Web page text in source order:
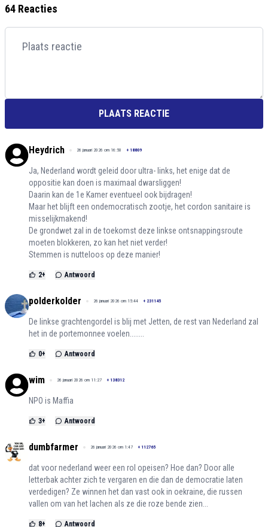
64 Reacties
PLAATS REACTIE
Heydrich 26 januari 2026 om 16:50 + 18809
Ja, Nederland wordt geleid door ultra- links, het enige dat de
oppositie kan doen is maximaal dwarsliggen!
Daarin kan de 1e Kamer eventueel ook bijdragen!
Maar het blijft een ondemocratisch zootje, het cordon sanitaire is
misselijkmakend!
De grondwet zal in de toekomst deze linkse ontsnappingsroute
moeten blokkeren, zo kan het niet verder!
Stemmen is nutteloos op deze manier!
2+ Antwoord
polderkolder 26 januari 2026 om 15:44 + 231145
De linkse grachtengordel is blij met Jetten, de rest van Nederland zal
het in de portemonnee voelen........
0+ Antwoord
wim 26 januari 2026 om 11:27 + 138312
NPO is Maffia
3+ Antwoord
dumbfarmer 26 januari 2026 om 1:47 + 112765
dat voor nederland weer een rol opeisen? Hoe dan? Door alle
letterbak achter zich te vergaren en die dan de democratie laten
verdedigen? Ze winnen het dan vast ook in oekraine, die russen
vallen om van het lachen als ze die roze bende zien...
8+ Antwoord